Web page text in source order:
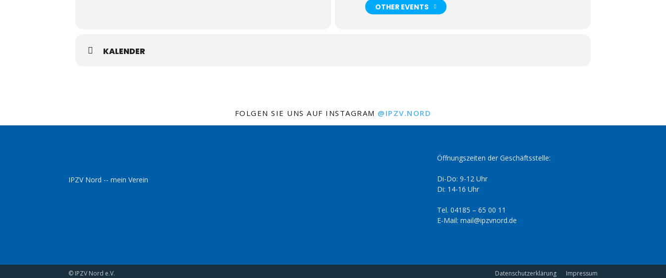
OTHER EVENTS
KALENDER
FOLGEN SIE UNS AUF INSTAGRAM @IPZV.NORD
IPZV Nord -- mein Verein
Öffnungszeiten der Geschäftsstelle:
Di-Do: 9-12 Uhr
Di: 14-16 Uhr
Tel. 04185 – 65 00 11
E-Mail: mail@ipzvnord.de
Datenschutzerklärung Impressum
© IPZV Nord e.V.